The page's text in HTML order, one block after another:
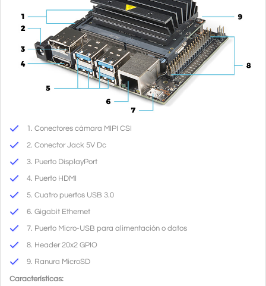
1. Conectores cámara MIPI CSI
2. Conector Jack 5V Dc
3. Puerto DisplayPort
4. Puerto HDMI
5. Cuatro puertos USB 3.0
6. Gigabit Ethernet
7. Puerto Micro-USB para alimentación o datos
8. Header 20x2 GPIO
9. Ranura MicroSD
Características: